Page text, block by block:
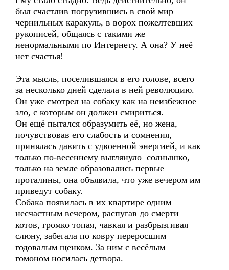
был счастлив погрузившись в свой мир
чернильных каракуль, в ворох пожелтевших
рукописей, общаясь с такими же
ненормальными по Интернету. А она? У неё
нет счастья!
Эта мысль, поселившаяся в его голове, всего
за несколько дней сделала в ней революцию.
Он уже смотрел на собаку как на неизбежное
зло, с которым он должен смириться.
Он ещё пытался образумить её, но жена,
почувствовав его слабость и сомнения,
принялась давить с удвоенной энергией, и как
только по-весеннему выглянуло солнышко,
только на земле образовались первые
проталины, она объявила, что уже вечером им
приведут собаку.
Собака появилась в их квартире одним
несчастным вечером, распугав до смерти
котов, громко топая, чавкая и разбрызгивая
слюну, забегала по ковру переросшим
годовалым щенком. За ним с весёлым
гомоном носилась детвора.